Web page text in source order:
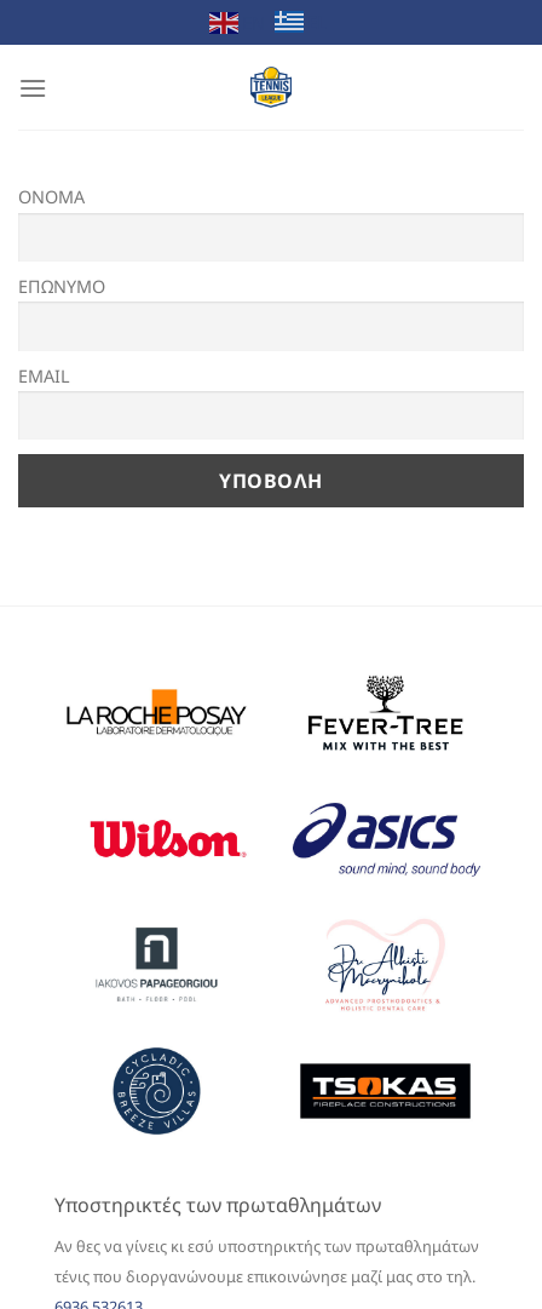
στο
περιεχόμενο
ΟΝΟΜΑ
ΕΠΩΝΥΜΟ
EMAIL
Υποστηρικτές των πρωταθλημάτων
Αν θες να γίνεις κι εσύ υποστηρικτής των πρωταθλημάτων
τένις που διοργανώνουμε επικοινώνησε μαζί μας στο τηλ.